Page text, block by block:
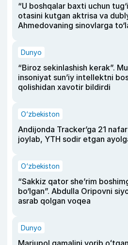
“U boshqalar baxti uchun
otasini kutgan aktrisa va
Ahmedovaning sinovlarga
Dunyo
“Biroz sekinlashish kerak”.
insoniyat sun’iy intellektni
qolishidan xavotir bildirdi
O‘zbekiston
Andijonda Tracker’ga 21
joylab, YTH sodir etgan
O‘zbekiston
“Sakkiz qator she’rim
bo‘lgan”. Abdulla Oripovni
asrab qolgan voqea
Dunyo
Mariupol qamalini yorib